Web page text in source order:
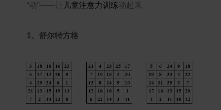
“动”——让 儿童注意力训练动起来
1、舒尔特方格